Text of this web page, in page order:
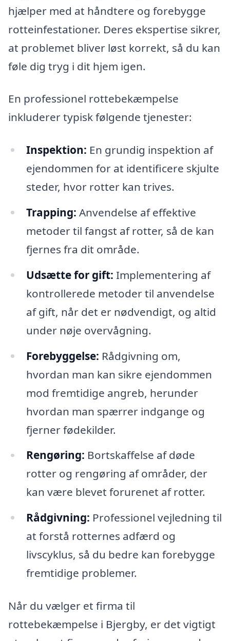
hjælper med at håndtere og forebygge
rotteinfestationer. Deres ekspertise sikrer,
at problemet bliver løst korrekt, så du kan
føle dig tryg i dit hjem igen.
En professionel rottebekæmpelse
inkluderer typisk følgende tjenester:
Inspektion: En grundig inspektion af
ejendommen for at identificere skjulte
steder, hvor rotter kan trives.
Trapping: Anvendelse af effektive
metoder til fangst af rotter, så de kan
fjernes fra dit område.
Udsætte for gift: Implementering af
kontrollerede metoder til anvendelse
af gift, når det er nødvendigt, og altid
under nøje overvågning.
Forebyggelse: Rådgivning om,
hvordan man kan sikre ejendommen
mod fremtidige angreb, herunder
hvordan man spærrer indgange og
fjerner fødekilder.
Rengøring: Bortskaffelse af døde
rotter og rengøring af områder, der
kan være blevet forurenet af rotter.
Rådgivning: Professionel vejledning til
at forstå rotternes adfærd og
livscyklus, så du bedre kan forebygge
fremtidige problemer.
Når du vælger et firma til
rottebekæmpelse i Bjergby, er det vigtigt